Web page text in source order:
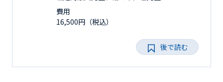
費用
16,500円（税込）
後で読む